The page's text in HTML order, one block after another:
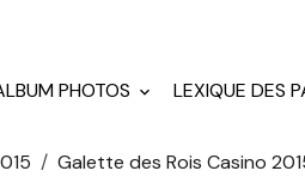
PHOTOS LEXIQUE DES
Galette des Rois Casino